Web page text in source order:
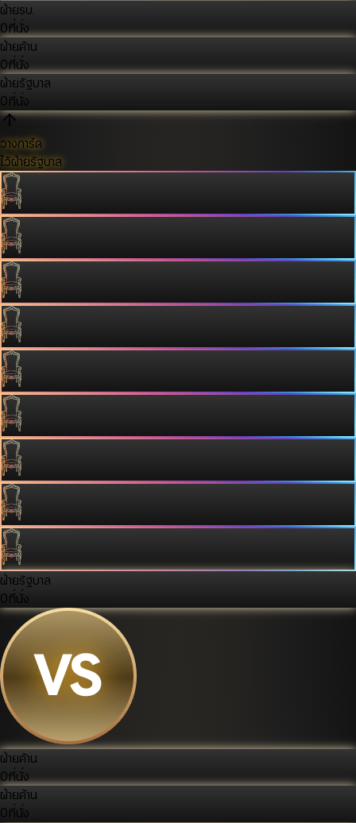
ฝ่ายรบ.
0ที่นั่ง
ฝ่ายค้าน
0ที่นั่ง
ฝ่ายรัฐบาล
0ที่นั่ง
วางการ์ด
ไว้ฝ่ายรัฐบาล
ฝ่ายรัฐบาล
0ที่นั่ง
ฝ่ายค้าน
0ที่นั่ง
ฝ่ายค้าน
0ที่นั่ง